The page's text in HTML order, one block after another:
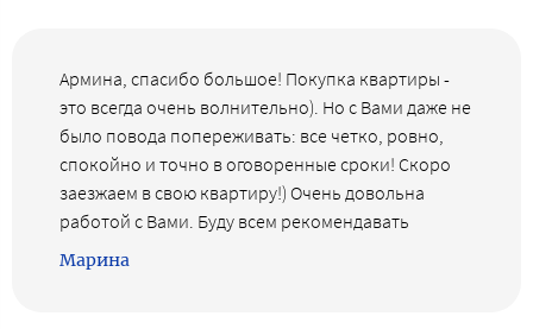
Армина, спасибо большое! Покупка квартиры -
это всегда очень волнительно). Но с Вами даже не
было повода попереживать: все четко, ровно,
спокойно и точно в оговоренные сроки! Скоро
заезжаем в свою квартиру!) Очень довольна
работой с Вами. Буду всем рекомендавать
Марина